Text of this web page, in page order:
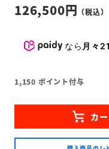
126,500
なら 月々
1,150 ポイント付与